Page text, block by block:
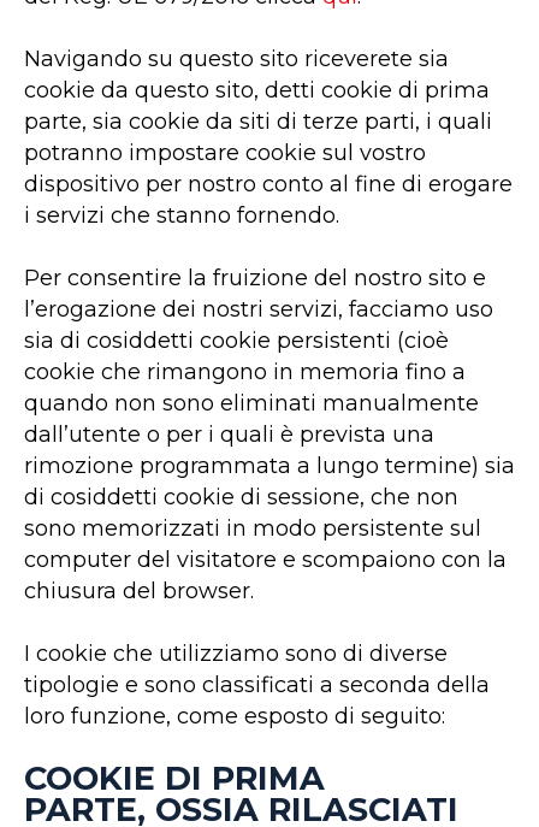
Navigando su questo sito riceverete sia
cookie da questo sito, detti cookie di prima
parte, sia cookie da siti di terze parti, i quali
potranno impostare cookie sul vostro
dispositivo per nostro conto al fine di erogare
i servizi che stanno fornendo.
Per consentire la fruizione del nostro sito e
l’erogazione dei nostri servizi, facciamo uso
sia di cosiddetti cookie persistenti (cioè
cookie che rimangono in memoria fino a
quando non sono eliminati manualmente
dall’utente o per i quali è prevista una
rimozione programmata a lungo termine) sia
di cosiddetti cookie di sessione, che non
sono memorizzati in modo persistente sul
computer del visitatore e scompaiono con la
chiusura del browser.
I cookie che utilizziamo sono di diverse
tipologie e sono classificati a seconda della
loro funzione, come esposto di seguito:
COOKIE DI PRIMA
PARTE, OSSIA RILASCIATI